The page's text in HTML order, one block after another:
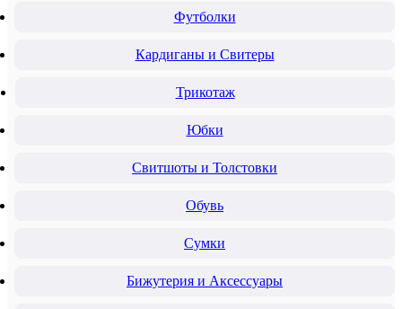
Футболки
Кардиганы и Свитеры
Трикотаж
Юбки
Свитшоты и Толстовки
Обувь
Сумки
Бижутерия и Аксессуары